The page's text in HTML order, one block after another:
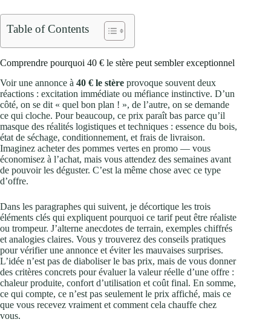
Table of Contents
Comprendre pourquoi 40 € le stère peut sembler exceptionnel
Voir une annonce à 40 € le stère provoque souvent deux
réactions : excitation immédiate ou méfiance instinctive. D’un
côté, on se dit « quel bon plan ! », de l’autre, on se demande
ce qui cloche. Pour beaucoup, ce prix paraît bas parce qu’il
masque des réalités logistiques et techniques : essence du bois,
état de séchage, conditionnement, et frais de livraison.
Imaginez acheter des pommes vertes en promo — vous
économisez à l’achat, mais vous attendez des semaines avant
de pouvoir les déguster. C’est la même chose avec ce type
d’offre.
Dans les paragraphes qui suivent, je décortique les trois
éléments clés qui expliquent pourquoi ce tarif peut être réaliste
ou trompeur. J’alterne anecdotes de terrain, exemples chiffrés
et analogies claires. Vous y trouverez des conseils pratiques
pour vérifier une annonce et éviter les mauvaises surprises.
L’idée n’est pas de diaboliser le bas prix, mais de vous donner
des critères concrets pour évaluer la valeur réelle d’une offre :
chaleur produite, confort d’utilisation et coût final. En somme,
ce qui compte, ce n’est pas seulement le prix affiché, mais ce
que vous recevez vraiment et comment cela chauffe chez
vous.